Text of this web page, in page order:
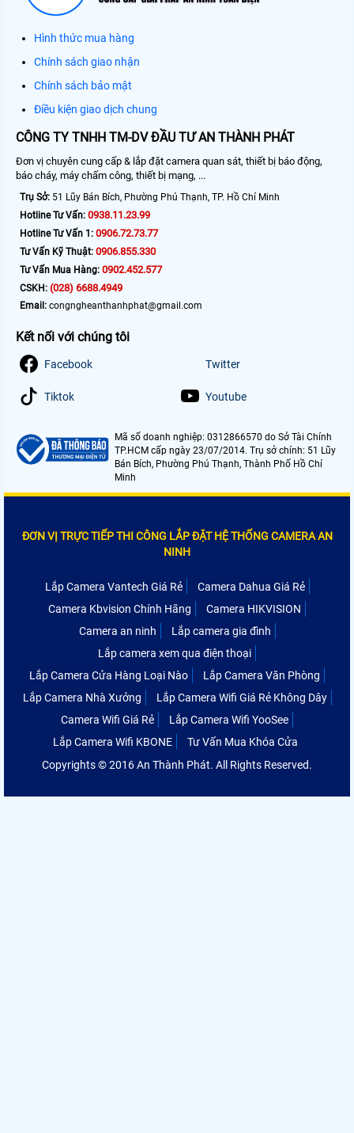
Hình thức mua hàng
Chính sách giao nhận
Chính sách bảo mật
Điều kiện giao dịch chung
CÔNG TY TNHH TM-DV ĐẦU TƯ AN THÀNH PHÁT
Đơn vị chuyên cung cấp & lắp đặt camera quan sát, thiết bị báo động,
báo cháy, máy chấm công, thiết bị mạng, ...
Trụ Sở: 51 Lũy Bán Bích, Phường Phú Thạnh, TP. Hồ Chí Minh
Hotline Tư Vấn: 0938.11.23.99
Hotline Tư Vấn 1: 0906.72.73.77
Tư Vấn Kỹ Thuật: 0906.855.330
Tư Vấn Mua Hàng: 0902.452.577
CSKH: (028) 6688.4949
Email: congngheanthanhphat@gmail.com
Kết nối với chúng tôi
Facebook Twitter
Tiktok Youtube
Mã số doanh nghiệp: 0312866570 do Sở Tài Chính
TP.HCM cấp ngày 23/07/2014. Trụ sở chính: 51 Lũy
Bán Bích, Phường Phú Thạnh, Thành Phố Hồ Chí
Minh
ĐƠN VỊ TRỰC TIẾP THI CÔNG LẮP ĐẶT HỆ THỐNG CAMERA AN
NINH
Lắp Camera Vantech Giá Rẻ
Camera Dahua Giá Rẻ
Camera Kbvision Chính Hãng
Camera HIKVISION
Camera an ninh
Lắp camera gia đình
Lắp camera xem qua điện thoại
Lắp Camera Cửa Hàng Loại Nào
Lắp Camera Văn Phòng
Lắp Camera Nhà Xưởng
Lắp Camera Wifi Giá Rẻ Không Dây
Camera Wifi Giá Rẻ
Lắp Camera Wifi YooSee
Lắp Camera Wifi KBONE
Tư Vấn Mua Khóa Cửa
Copyrights © 2016 An Thành Phát. All Rights Reserved.